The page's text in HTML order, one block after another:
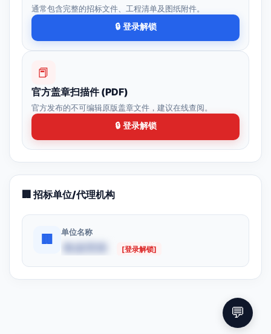
通常包含完整的招标文件、工程清单及图纸附件。
🔒 登录解锁
📕
官方盖章扫描件 (PDF)
官方发布的不可编辑原版盖章文件，建议在线查阅。
🔒 登录解锁
🏢 招标单位/代理机构
🏢
单位名称
[登录解锁]
💬